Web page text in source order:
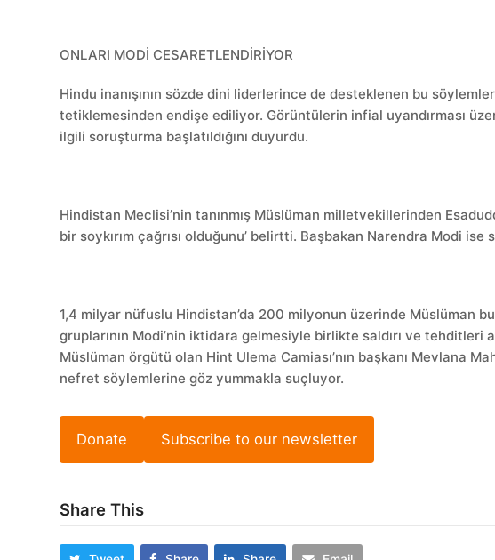
ONLARI MODİ CESARETLENDİRİYOR
Hindu inanışının sözde dini liderlerince de desteklenen bu
tetiklemesinden endişe ediliyor. Görüntülerin infial uyandırması
ilgili soruşturma başlatıldığını duyurdu.
Hindistan Meclisi’nin tanınmış Müslüman milletvekillerinden
bir soykırım çağrısı olduğunu’ belirtti. Başbakan Narendra Modi
1,4 milyar nüfuslu Hindistan’da 200 milyonun üzerinde Müslüman
gruplarının Modi’nin iktidara gelmesiyle birlikte saldırı ve tehditleri
Müslüman örgütü olan Hint Ulema Camiası’nın başkanı Mevlana
nefret söylemlerine göz yummakla suçluyor.
Donate Subscribe to our newsletter
Share This